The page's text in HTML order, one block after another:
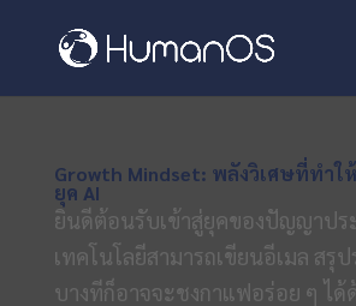
Growth Mindset: พลังวิเศษที่ทำใ
ยุค AI
ยินดีต้อนรับเข้าสู่ยุคของปัญญาปร
เทคโนโลยีสามารถเขียนอีเมล สรุ
บางทีก็อาจจะชงกาแฟอร่อย ๆ ได้